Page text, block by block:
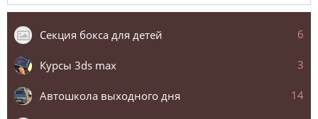
Секция бокса для детей 6
Курсы 3ds max 3
Автошкола выходного дня 14